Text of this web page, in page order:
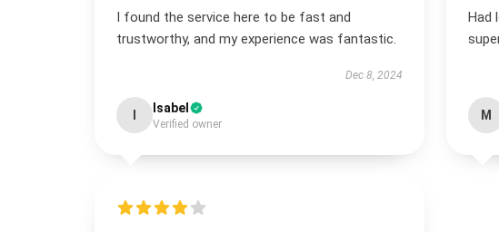
I found the service here to be fast and
trustworthy, and my experience was fantastic.
Dec 8, 2024
Isabel
Verified owner
Had
M